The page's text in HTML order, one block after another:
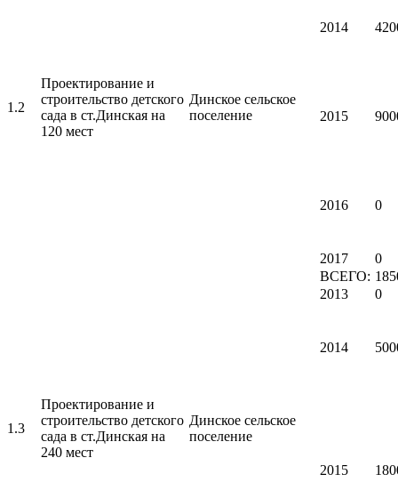
1.2
Проектирование и
строительство детского
сада в ст.Динская на
120 мест
Динское сельское
поселение
2014
2015
2016 0
2017 0
1.3
Проектирование и
строительство детского
сада в ст.Динская на
240 мест
Динское сельское
поселение
ВСЕГО:
2013
0
2014
2015